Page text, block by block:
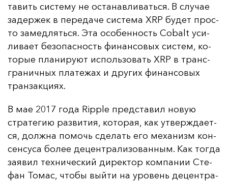
та­вить сис­те­му не ос­та­нав­ли­вать­ся. В слу­чае
за­дер­жек в пе­ре­да­че сис­те­ма XRP бу­дет прос­
то за­мед­лять­ся. Эта осо­бен­ность Cobalt уси­
ли­ва­ет бе­зо­пас­ность фи­нан­со­вых сис­тем, ко­
то­рые пла­ни­ру­ют ис­поль­зо­вать XRP в транс­
гра­нич­ных пла­те­жах и дру­гих фи­нан­со­вых
тран­зак­ци­ях.
В мае 2017 го­да Ripple пред­ста­вил но­вую
стра­те­гию раз­ви­тия, ко­то­рая, как ут­вер­жда­ет­
ся, дол­жна по­мочь сде­лать его ме­ха­низм кон­
сен­су­са бо­лее де­цен­тра­ли­зо­ван­ным. Как тог­да
за­явил тех­ни­чес­кий ди­рек­тор ком­па­нии Сте­
фан То­мас, что­бы вый­ти на уро­вень де­цен­тра­